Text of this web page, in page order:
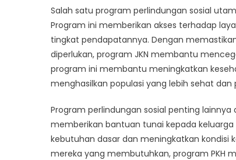
Salah satu program perlindungan sosial
Program ini memberikan akses terhadap
tingkat pendapatannya. Dengan
diperlukan, program JKN membantu
program ini membantu meningkatkan
menghasilkan populasi yang lebih sehat dan
Program perlindungan sosial penting lainnya
memberikan bantuan tunai kepada
kebutuhan dasar dan meningkatkan kondisi
mereka yang membutuhkan, program PKH